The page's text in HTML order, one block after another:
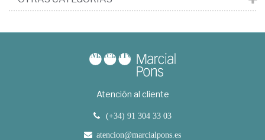
Atención al cliente
(+34) 91 304 33 03
atencion@marcialpons.es